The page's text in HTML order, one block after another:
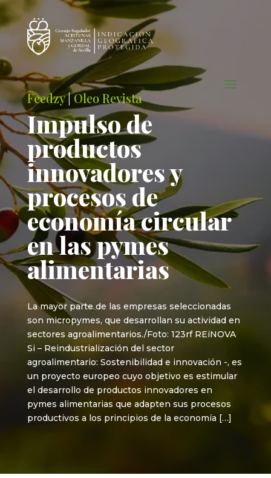
Feedzy|Oleo Revista
Impulso de
productos
innovadores y
procesos de
economía circular
en las pymes
alimentarias
La mayor parte de las empresas seleccionadas
son micropymes, que desarrollan su actividad en
sectores agroalimentarios./Foto: 123rf REiNOVA
Si – Reindustrialización del sector
agroalimentario: Sostenibilidad e innovación -, es
un proyecto europeo cuyo objetivo es estimular
el desarrollo de productos innovadores en
pymes alimentarias que adapten sus procesos
productivos a los principios de la economía […]